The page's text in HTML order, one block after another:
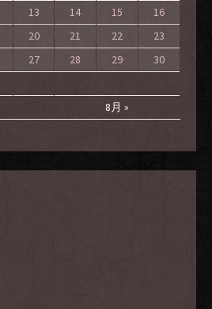
8月 »
13 14 15
16
20 21 22
23
27 28 29
30